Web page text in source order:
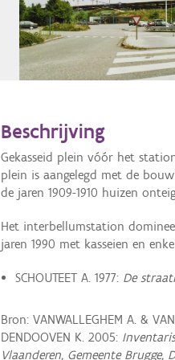
Beschrijving
Gekasseid plein vóór het
plein is aangelegd met de
de jaren 1909-1910 huizen
Het interbellumstation
jaren 1990 met kasseien en
SCHOUTEET A. 1977: De
Bron: VANWALLEGHEM A. &
DENDOOVEN K. 2005:
Vlaanderen, Gemeente Brugge,